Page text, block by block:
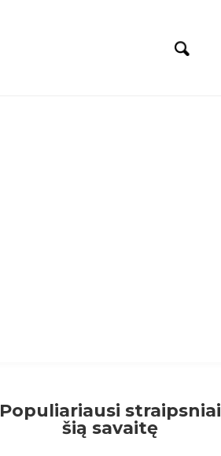
Populiariausi straipsniai
šią savaitę